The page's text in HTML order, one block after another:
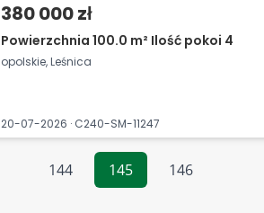
380 000 zł
Powierzchnia 100.0 m² Ilość pokoi 4
opolskie, Leśnica
20-07-2026 · C240-SM-11247
144 145 146